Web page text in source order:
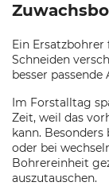
Ein
Schneiden
besser
Im Forstalltag
Zeit, weil das
kann.
oder bei
Bohrereinheit
auszutauschen.